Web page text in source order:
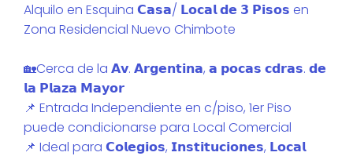
Alquilo en Esquina 𝗖𝗮𝘀𝗮/ 𝗟𝗼𝗰𝗮𝗹 𝗱𝗲 𝟯 𝗣𝗶𝘀𝗼𝘀 en
Zona Residencial Nuevo Chimbote
🏡Cerca de la 𝗔𝘃. 𝗔𝗿𝗴𝗲𝗻𝘁𝗶𝗻𝗮, 𝗮 𝗽𝗼𝗰𝗮𝘀 𝗰𝗱𝗿𝗮𝘀. 𝗱𝗲
𝗹𝗮 𝗣𝗹𝗮𝘇𝗮 𝗠𝗮𝘆𝗼𝗿
📌 Entrada Independiente en c/piso, 1er Piso
puede condicionarse para Local Comercial
📌 Ideal para 𝗖𝗼𝗹𝗲𝗴𝗶𝗼𝘀, 𝗜𝗻𝘀𝘁𝗶𝘁𝘂𝗰𝗶𝗼𝗻𝗲𝘀, 𝗟𝗼𝗰𝗮𝗹